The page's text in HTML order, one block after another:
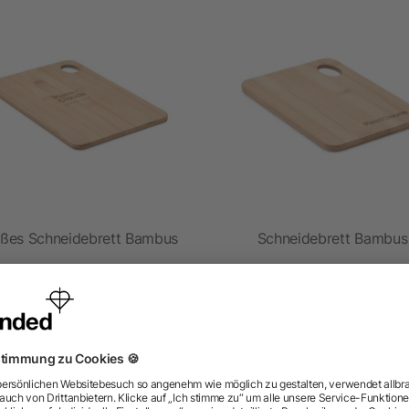
Schneidebrett Bambus
ab 1,72 €
Schneidebrett Bambus